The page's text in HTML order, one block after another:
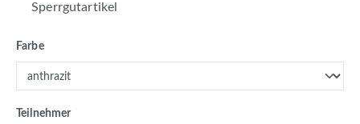
Sperrgutartikel
Farbeauswählen
Teilnehmerauswählen